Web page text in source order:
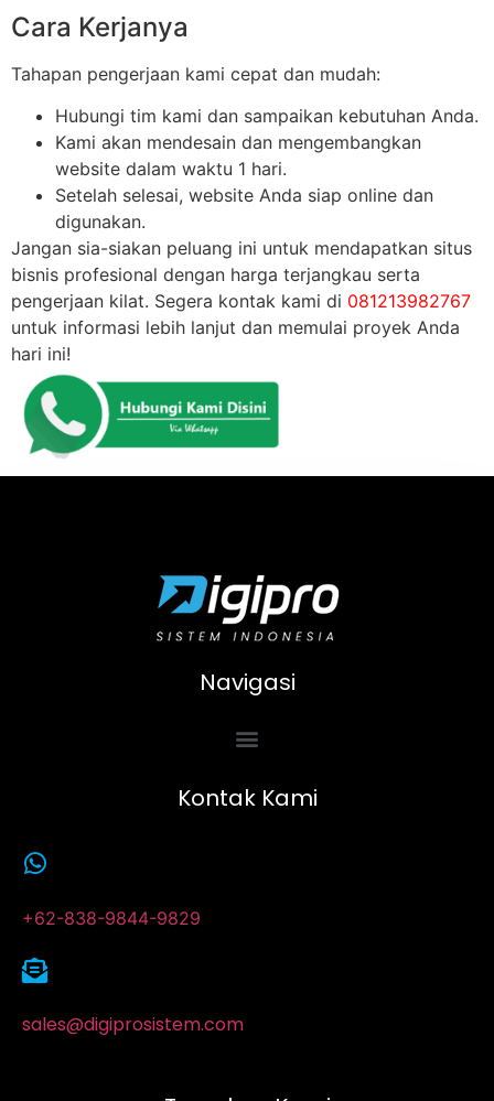
Cara Kerjanya
Tahapan pengerjaan kami cepat dan mudah:
Hubungi tim kami dan sampaikan kebutuhan Anda.
Kami akan mendesain dan mengembangkan
website dalam waktu 1 hari.
Setelah selesai, website Anda siap online dan
digunakan.
Jangan sia-siakan peluang ini untuk mendapatkan situs
bisnis profesional dengan harga terjangkau serta
pengerjaan kilat. Segera kontak kami di 081213982767
untuk informasi lebih lanjut dan memulai proyek Anda
hari ini!
Navigasi
Kontak Kami
+62-838-9844-9829
sales@digiprosistem.com